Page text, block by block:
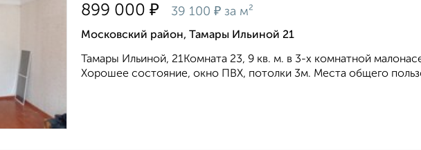
899 000 ₽ 39 100 ₽ за м²
Московский район, Тамары Ильиной 21
Тамары Ильиной, 21Комната 23, 9 кв. м. в 3-х комнатной
Хорошее состояние, окно ПВХ, потолки 3м. Места общего